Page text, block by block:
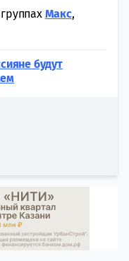
Макс,
будут